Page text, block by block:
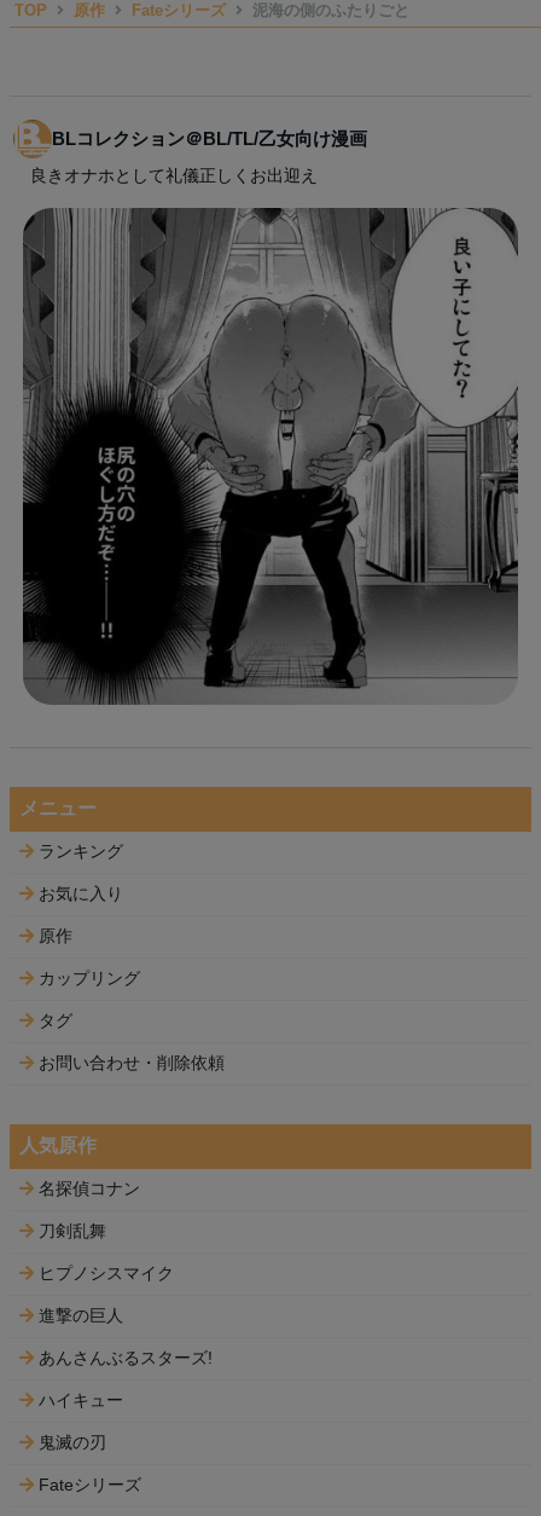
TOP 原作 Fateシリーズ 泥海の側のふたりごと
BLコレクション＠BL/TL/乙女向け漫画
良きオナホとして礼儀正しくお出迎え
メニュー
ランキング
お気に入り
原作
カップリング
タグ
お問い合わせ・削除依頼
人気原作
名探偵コナン
刀剣乱舞
ヒプノシスマイク
進撃の巨人
あんさんぶるスターズ!
ハイキュー
鬼滅の刃
Fateシリーズ